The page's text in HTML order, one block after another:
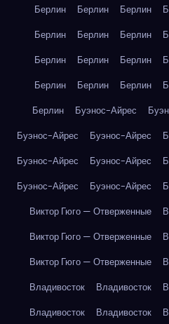
Берлин Берлин Берлин
Берлин
Берлин Берлин
Берлин
Берлин Берлин
Берлин
Берлин Берлин
Берлин
Буэнос-Айрес
Буэнос-Айрес
Буэнос-Айрес
Буэнос-Айрес
Буэнос-Айрес
Буэнос-Айрес
Буэнос-Айрес
Виктор Гюго — Отверженные
Виктор Гюго — Отверженные
Виктор Гюго — Отверженные
Владивосток
Владивосток
Владивосток
Владивосток